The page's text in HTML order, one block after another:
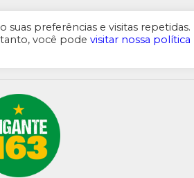
preferências e visitas repetidas.
você pode visitar nossa política